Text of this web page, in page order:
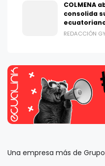
COLMENA
consolida
REDACCIÓN
Una empresa más de